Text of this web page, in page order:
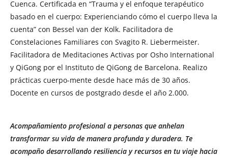
Cuenca. Certificada en “Trauma y el enfoque terapéutico
basado en el cuerpo: Experienciando cómo el cuerpo lleva la
cuenta” con Bessel van der Kolk. Facilitadora de
Constelaciones Familiares con Svagito R. Liebermeister.
Facilitadora de Meditaciones Activas por Osho International
y QiGong por el Instituto de QiGong de Barcelona. Realizo
prácticas cuerpo-mente desde hace más de 30 años.
Docente en cursos de postgrado desde el año 2.000.
Acompañamiento profesional a personas que anhelan
transformar su vida de manera profunda y duradera. Te
acompaño desarrollando resiliencia y recursos en tu viaje hacia